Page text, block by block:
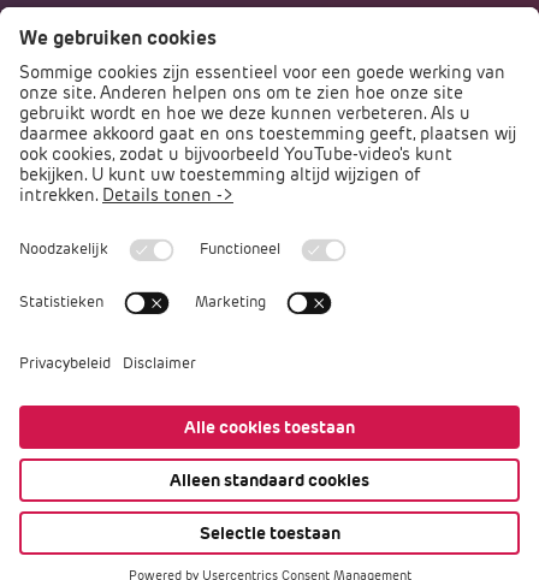
Direct naar
Podcast PO praat
Arbocatalogus PO
Arbomeester